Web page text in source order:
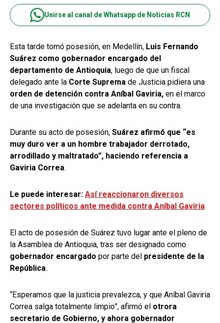
Unirse al canal de Whatsapp de Noticias RCN
Esta tarde tomó posesión, en Medellín, Luis Fernando
Suárez como gobernador encargado del
departamento de Antioquia, luego de que un fiscal
delegado ante la Corte Suprema de Justicia pidiera una
orden de detención contra Aníbal Gaviria, en el marco
de una investigación que se adelanta en su contra.
Durante su acto de posesión, Suárez afirmó que “es
muy duro ver a un hombre trabajador derrotado,
arrodillado y maltratado”, haciendo referencia a
Gaviria Correa.
Le puede interesar: Así reaccionaron diversos
sectores políticos ante medida contra Aníbal Gaviria
El acto de posesión de Suárez tuvo lugar ante el pleno de
la Asamblea de Antioquia, tras ser designado como
gobernador encargado por parte del presidente de la
República.
“Esperamos que la justicia prevalezca, y que Aníbal Gaviria
Correa salga totalmente limpio”, afirmó el otrora
secretario de Gobierno, y ahora gobernador